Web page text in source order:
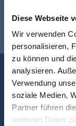
Diese Webseite
Wir verwenden
personalisieren,
zu können und
analysieren.
Verwendung
soziale Medien,
Partner führen
weiteren Daten
Akademie
Über uns
FAQ
Unsere